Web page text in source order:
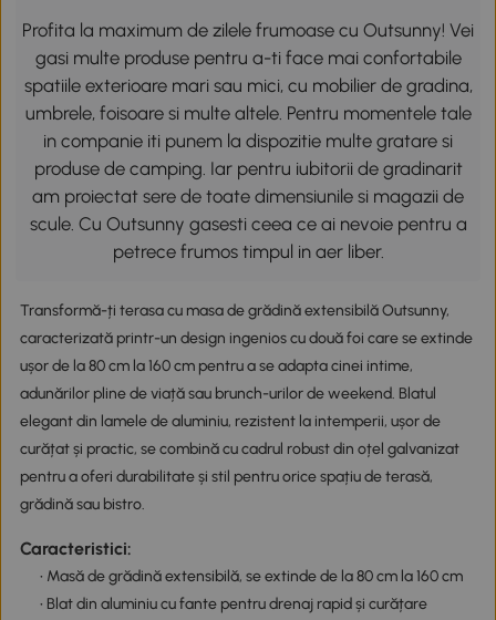
Profita la maximum de zilele frumoase cu Outsunny! Vei
gasi multe produse pentru a-ti face mai confortabile
spatiile exterioare mari sau mici, cu mobilier de gradina,
umbrele, foisoare si multe altele. Pentru momentele tale
in companie iti punem la dispozitie multe gratare si
produse de camping. Iar pentru iubitorii de gradinarit
am proiectat sere de toate dimensiunile si magazii de
scule. Cu Outsunny gasesti ceea ce ai nevoie pentru a
petrece frumos timpul in aer liber.
Transformă-ți terasa cu masa de grădină extensibilă Outsunny,
caracterizată printr-un design ingenios cu două foi care se extinde
ușor de la 80 cm la 160 cm pentru a se adapta cinei intime,
adunărilor pline de viață sau brunch-urilor de weekend. Blatul
elegant din lamele de aluminiu, rezistent la intemperii, ușor de
curățat și practic, se combină cu cadrul robust din oțel galvanizat
pentru a oferi durabilitate și stil pentru orice spațiu de terasă,
grădină sau bistro.
Caracteristici:
• Masă de grădină extensibilă, se extinde de la 80 cm la 160 cm
• Blat din aluminiu cu fante pentru drenaj rapid și curățare